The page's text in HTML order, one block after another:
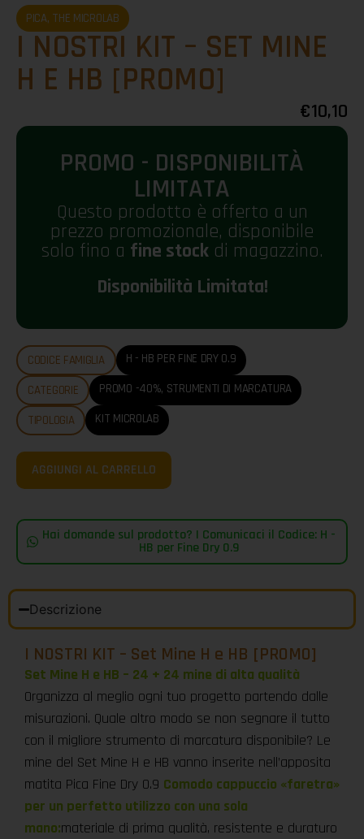
PICA, THE MICROLAB
I NOSTRI KIT – SET MINE
H E HB [PROMO]
€10,10
PROMO - DISPONIBILITÀ
LIMITATA
Questo prodotto è offerto a un
prezzo promozionale, disponibile
solo fino a fine stockdi magazzino.
Disponibilità Limitata!
CODICE FAMIGLIA H - HB PER FINE DRY 0.9
CATEGORIE PROMO -40%, STRUMENTI DI MARCATURA
TIPOLOGIA KIT MICROLAB
AGGIUNGI AL CARRELLO
Hai domande sul prodotto? | Comunicaci il Codice: H -
HB per Fine Dry 0.9
Descrizione
I NOSTRI KIT – Set Mine H e HB [PROMO]
Set Mine H e HB – 24 + 24 mine di alta qualità
Organizza al meglio ogni tuo progetto partendo dalle
misurazioni. Quale altro modo se non segnare il tutto
con il migliore strumento di marcatura disponibile? Le
mine del Set Mine H e HB vanno inserite nell’apposita
matita Pica Fine Dry 0.9 Comodo cappuccio «faretra»
per un perfetto utilizzo con una sola
mano:materiale di prima qualità, resistente e duraturo